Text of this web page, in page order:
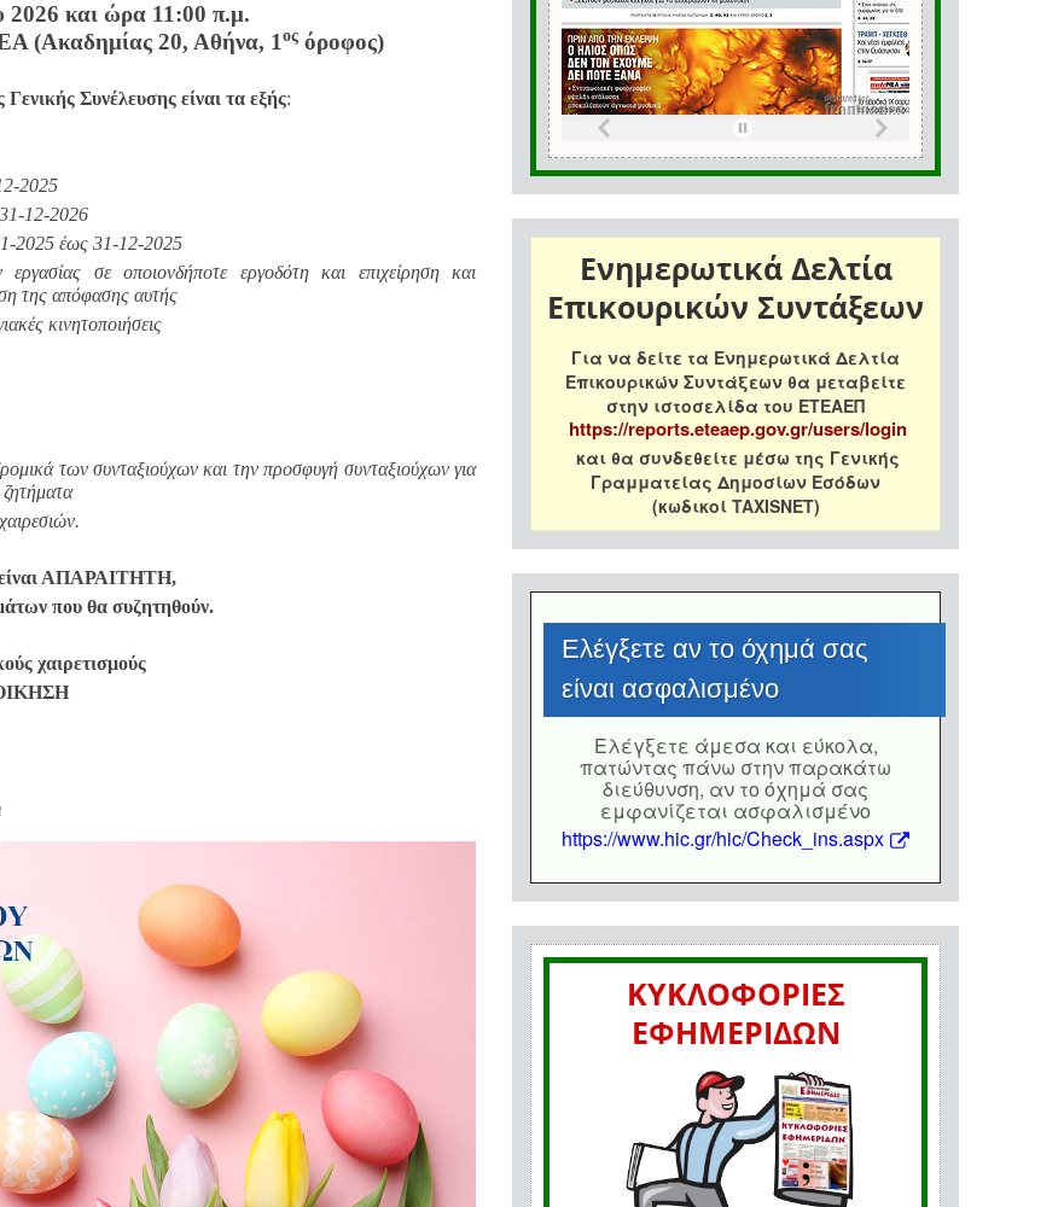
και ώρα 11:00 π.μ.
(Ακαδημίας 20, Αθήνα, 1 οςόροφος)
Συνέλευσης είναι τα εξής:
2025
12-2026
2025 έως 31-12-2025
σε οποιονδήποτε εργοδότη και επιχείρηση και
της απόφασης αυτής
κινητοποιήσεις
των συνταξιούχων και την προσφυγή συνταξιούχων για
ΑΠΑΡΑΙΤΗΤΗ,
που θα συζητηθούν.
χαιρετισμούς
Ενημερωτικά Δελτία
Επικουρικών Συντάξεων
Για να δείτε τα Ενημερωτικά Δελτία
Επικουρικών Συντάξεων θα μεταβείτε
στην ιστοσελίδα του ΕΤΕΑΕΠ
https://reports.eteaep.gov.gr/users/login
και θα συνδεθείτε μέσω της Γενικής
Γραμματείας Δημοσίων Εσόδων
(κωδικοί TAXISNET)
Eλέγξετε αν το όχημά σας
είναι ασφαλισμένο
Eλέγξετε άμεσα και εύκολα,
πατώντας πάνω στην παρακάτω
διεύθυνση, αν το όχημά σας
εμφανίζεται ασφαλισμένο
https://www.hic.gr/hic/Check_ins.aspx
ΚΥΚΛΟΦΟΡΙΕΣ
ΕΦΗΜΕΡΙΔΩΝ